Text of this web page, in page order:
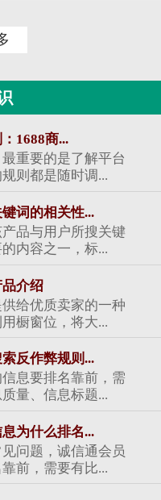
1688商...
重要的是了解平台
则都是随时调...
词的相关性...
品与用户所搜关键
内容之一，标...
介绍
给优质卖家的一种
橱窗位，将大...
反作弊规则...
息要排名靠前，需
量、信息标题...
为什么排名...
问题，诚信通会员
前，需要有比...